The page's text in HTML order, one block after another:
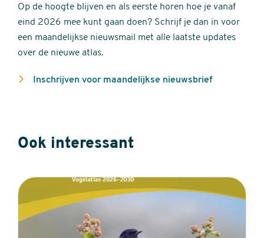
Op de hoogte blijven en als eerste horen hoe je vanaf
eind 2026 mee kunt gaan doen? Schrijf je dan in voor
een maandelijkse nieuwsmail met alle laatste updates
over de nieuwe atlas.
Inschrijven voor maandelijkse nieuwsbrief
Ook interessant